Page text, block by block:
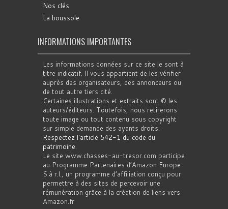
Nos clés
La boussole
INFORMATIONS IMPORTANTES
Les informations données sur ce site le sont à
titre indicatif. Il vous appartient de les vérifier
auprès des organisateurs, des annonceurs ou
de tout autre tiers cité.
Certaines illustrations et extraits sont © les
auteurs/éditeurs. Toutefois, nous retirerons
toute image ou tout contenu sous copyright
sur simple demande des ayants droits.
Respectez l'article 542-1 du code du
patrimoine.
Le site www.chasses-au-tresor.com participe
au Programme Partenaires d’Amazon Europe
S.à r.l., un programme d’affiliation conçu pour
permettre à des sites de percevoir une
rémunération grâce à la création de liens vers
Amazon.fr